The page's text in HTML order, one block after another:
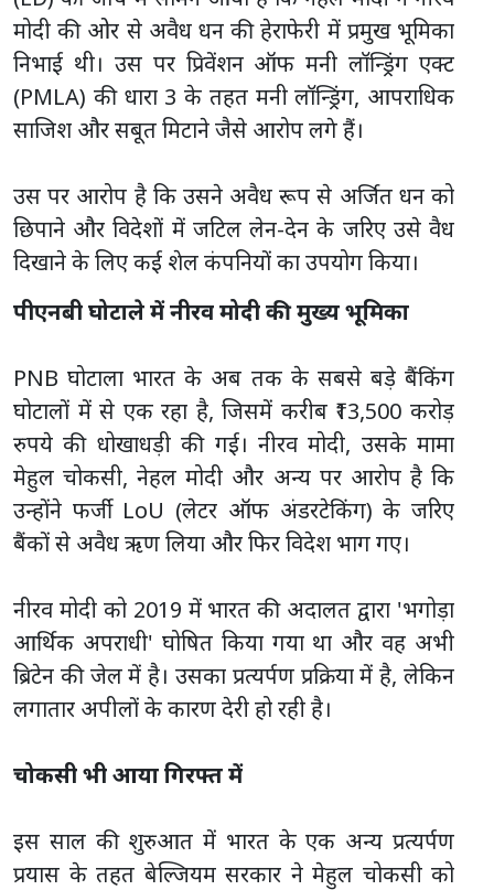
मोदी की ओर से अवैध धन की हेराफेरी में प्रमुख भूमिका
निभाई थी। उस पर प्रिवेंशन ऑफ मनी लॉन्ड्रिंग एक्ट
(PMLA) की धारा 3 के तहत मनी लॉन्ड्रिंग, आपराधिक
साजिश और सबूत मिटाने जैसे आरोप लगे हैं।
उस पर आरोप है कि उसने अवैध रूप से अर्जित धन को
छिपाने और विदेशों में जटिल लेन-देन के जरिए उसे वैध
दिखाने के लिए कई शेल कंपनियों का उपयोग किया।
पीएनबी घोटाले में नीरव मोदी की मुख्य भूमिका
PNB घोटाला भारत के अब तक के सबसे बड़े बैंकिंग
घोटालों में से एक रहा है, जिसमें करीब ₹13,500 करोड़
रुपये की धोखाधड़ी की गई। नीरव मोदी, उसके मामा
मेहुल चोकसी, नेहल मोदी और अन्य पर आरोप है कि
उन्होंने फर्जी LoU (लेटर ऑफ अंडरटेकिंग) के जरिए
बैंकों से अवैध ऋण लिया और फिर विदेश भाग गए।
नीरव मोदी को 2019 में भारत की अदालत द्वारा 'भगोड़ा
आर्थिक अपराधी' घोषित किया गया था और वह अभी
ब्रिटेन की जेल में है। उसका प्रत्यर्पण प्रक्रिया में है, लेकिन
लगातार अपीलों के कारण देरी हो रही है।
चोकसी भी आया गिरफ्त में
इस साल की शुरुआत में भारत के एक अन्य प्रत्यर्पण
प्रयास के तहत बेल्जियम सरकार ने मेहुल चोकसी को